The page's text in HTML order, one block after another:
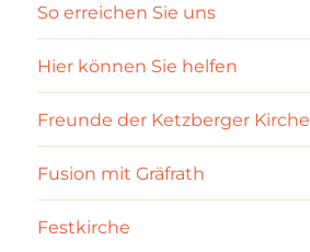
So erreichen Sie uns
Hier können Sie helfen
Freunde der Ketzberger Kirche
Fusion mit Gräfrath
Festkirche